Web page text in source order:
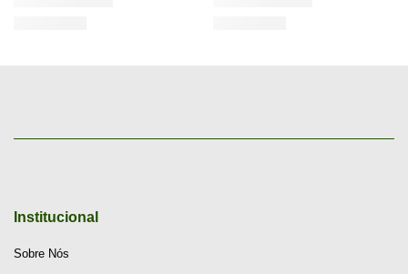
Institucional
Sobre Nós